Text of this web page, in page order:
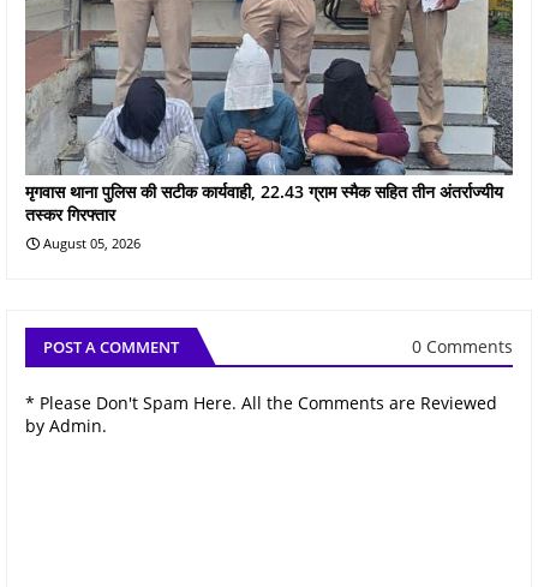
मृगवास थाना पुलिस की सटीक कार्यवाही, 22.43 ग्राम स्मैक सहित तीन अंतर्राज्यीय
तस्कर गिरफ्तार
August 05, 2026
POST A COMMENT 0 Comments
* Please Don't Spam Here. All the Comments are Reviewed
by Admin.